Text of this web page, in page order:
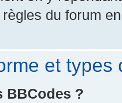
du forum
et types
BBCodes ?